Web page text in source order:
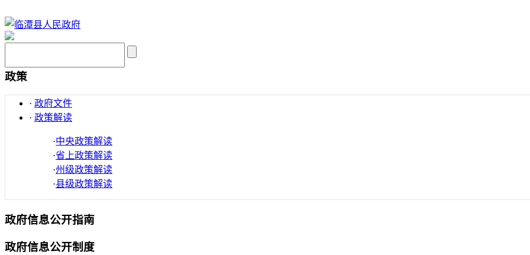
政策
· 政府文件
· 政策解读
·中央政策解读
·省上政策解读
·州级政策解读
·县级政策解读
政府信息公开指南
政府信息公开制度